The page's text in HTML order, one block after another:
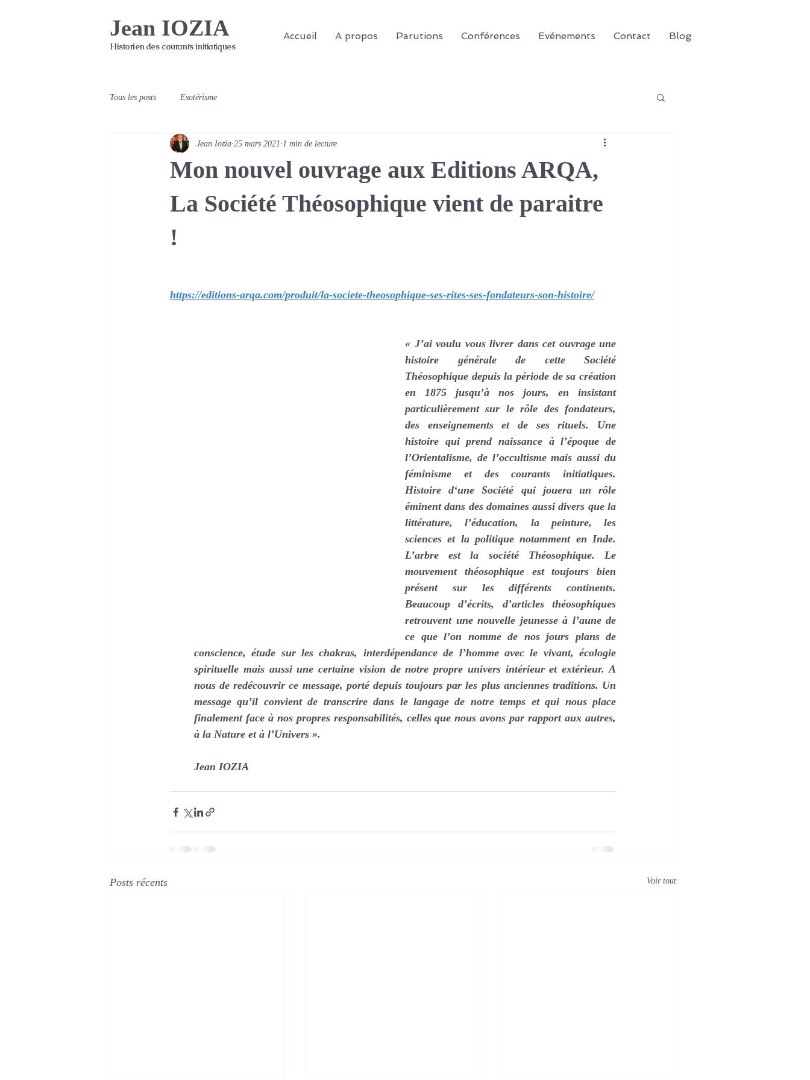
Accueil A propos Parutions Conférences Evénements Contact Blog
Jean IOZIA
Historien des courants initiatiques
Tous les posts Esotérisme
Mon nouvel ouvrage aux Editions ARQA,
La Société Théosophique vient de paraitre
!
Jean Iozia 25 mars 2021 1 min de lecture
https://editions-arqa.com/produit/la-societe-theosophique-ses-rites-ses-fondateurs-son-histoire/
« J’ai voulu vous livrer dans cet ouvrage une
histoire générale de cette Société
Théosophique depuis la période de sa création
en 1875 jusqu’à nos jours, en insistant
particulièrement sur le rôle des fondateurs,
des enseignements et de ses rituels. Une
histoire qui prend naissance à l’époque de
l’Orientalisme, de l’occultisme mais aussi du
féminisme et des courants initiatiques.
Histoire d‘une Société qui jouera un rôle
éminent dans des domaines aussi divers que la
littérature, l’éducation, la peinture, les
sciences et la politique notamment en Inde.
L’arbre est la société Théosophique. Le
mouvement théosophique est toujours bien
présent sur les différents continents.
Beaucoup d’écrits, d’articles théosophiques
retrouvent une nouvelle jeunesse à l’aune de
ce que l’on nomme de nos jours plans de
conscience, étude sur les chakras, interdépendance de l’homme avec le vivant, écologie
spirituelle mais aussi une certaine vision de notre propre univers intérieur et extérieur. A
nous de redécouvrir ce message, porté depuis toujours par les plus anciennes traditions. Un
message qu’il convient de transcrire dans le langage de notre temps et qui nous place
finalement face à nos propres responsabilités, celles que nous avons par rapport aux autres,
à la Nature et à l’Univers ».
Jean IOZIA
Posts récents Voir tout